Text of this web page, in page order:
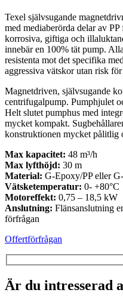
Texel självsugande
med mediaberörda delar av
korrosiva, giftiga och
innebär en 100% tät pump.
resistenta mot det specifika
aggressiva vätskor utan risk
Magnetdriven, självsugande
centrifugalpump. Pumphjulet
Helt slutet pumphus med
mycket kompakt.
konstruktionen mycket pålitlig
Max kapacitet: 48 m³/h
Max lyfthöjd: 30 m
Material: G-Epoxy/PP eller
Vätsketemperatur: 0- +80°C
Motoreffekt: 0,75 – 18,5 kW
Anslutning: Flänsanslutning
förfrågan
Offertförfrågan
Är du intresserad